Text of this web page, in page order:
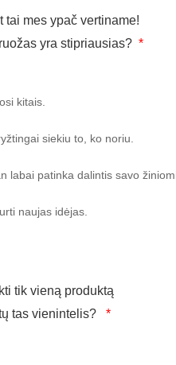
tai mes ypač vertiname!
yra stipriausias?
kitais.
siekiu to, ko noriu.
labai patinka dalintis savo
naujas idėjas.
tik vieną produktą
tas vienintelis?